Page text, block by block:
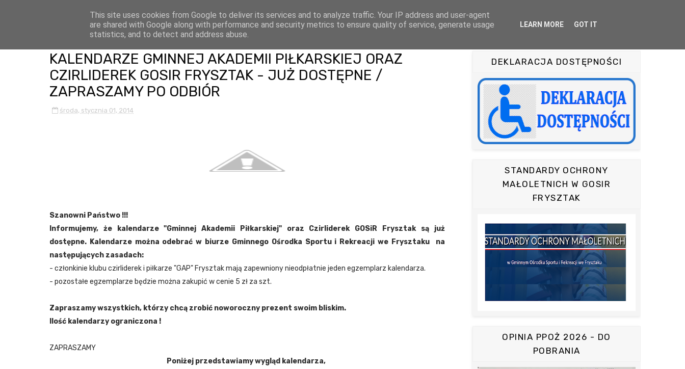
HOME OŚRODEK OFERTA TURYSTYKA KAMERA ON-LINE
KALENDARZE GMINNEJ AKADEMII PIŁKARSKIEJ ORAZ
CZIRLIDEREK GOSIR FRYSZTAK - JUŻ DOSTĘPNE /
ZAPRASZAMY PO ODBIÓR
środa, stycznia 01, 2014
Szanowni Państwo !!!
Informujemy, że kalendarze "Gminnej Akademii Piłkarskiej" oraz Czirliderek GOSiR Frysztak są już
dostępne. Kalendarze można odebrać w biurze Gminnego Ośrodka Sportu i Rekreacji we Frysztaku na
następujących zasadach:
- członkinie klubu czirliderek i piłkarze "GAP" Frysztak mają zapewniony nieodpłatnie jeden egzemplarz kalendarza.
- pozostałe egzemplarze będzie można zakupić w cenie 5 zł za szt.
Zapraszamy wszystkich, którzy chcą zrobić noworoczny prezent swoim bliskim.
Ilość kalendarzy ograniczona !
ZAPRASZAMY
Poniżej przedstawiamy wygląd kalendarza,
DEKLARACJA DOSTĘPNOŚCI
STANDARDY OCHRONY
MAŁOLETNICH W GOSIR
FRYSZTAK
OPINIA PPOŻ 2026 - DO
POBRANIA
This site uses cookies from Google to deliver its services and to analyze traffic. Your IP address and user-agent
are shared with Google along with performance and security metrics to ensure quality of service, generate usage
statistics, and to detect and address abuse.
LEARN MORE GOT IT